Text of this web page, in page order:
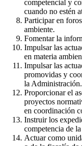
competencial y
cuando no estén
Participar en
ambiente.
Fomentar la
Impulsar las
en materia
Impulsar las
promovidas y
la Administración.
Proporcionar el
proyectos
en coordinación
Instruir los
competencia de
Actuar como